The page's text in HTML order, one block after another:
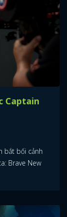
Captain
bắt bối cảnh
Brave New